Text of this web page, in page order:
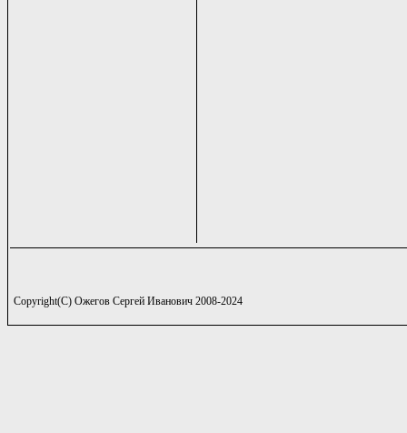
Copyright(C) Ожегов Сергей Иванович 2008-2024